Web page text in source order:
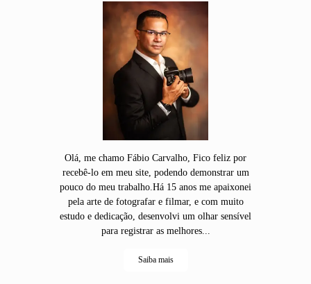
Olá, me chamo Fábio Carvalho, Fico feliz por
recebê-lo em meu site, podendo demonstrar um
pouco do meu trabalho.Há 15 anos me apaixonei
pela arte de fotografar e filmar, e com muito
estudo e dedicação, desenvolvi um olhar sensível
para registrar as melhores...
Saiba mais